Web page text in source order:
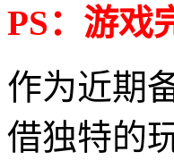
PS：游戏
作为近期
借独特的